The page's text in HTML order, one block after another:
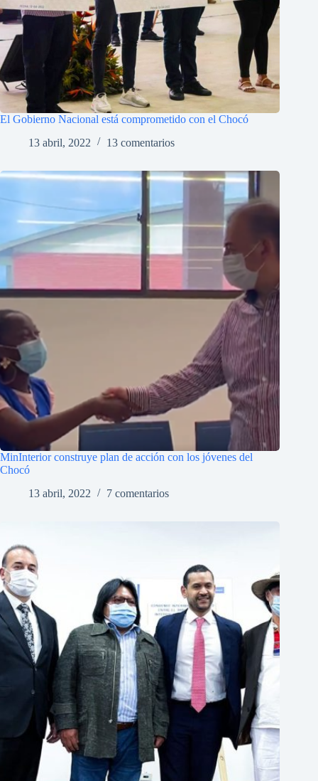
El Gobierno Nacional está comprometido con el Chocó
13 abril, 2022
13 comentarios
MinInterior construye plan de acción con los jóvenes del
Chocó
13 abril, 2022
7 comentarios